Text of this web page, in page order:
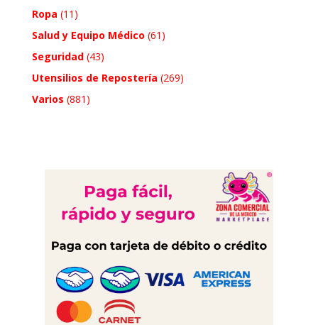
Ropa (11)
Salud y Equipo Médico (61)
Seguridad (43)
Utensilios de Repostería (269)
Varios (881)